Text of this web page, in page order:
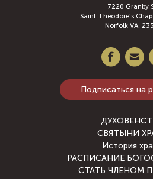
7220 Granby
Saint Theodore's
Norfolk VA,
Подписаться на
СВЯТЫНИ
История
РАСПИСАНИЕ
СТАТЬ ЧЛЕНОМ